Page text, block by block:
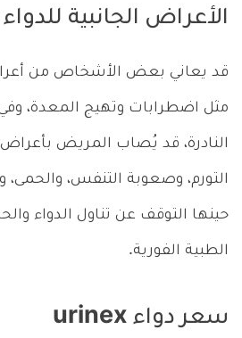
الأعراض الجانبية للدواء
قد يعاني بعض الأشخاص من
مثل اضطرابات وتهيج المعدة،
النادرة، قد يُصاب المريض
التورم، وصعوبة التنفس،
حينها التوقف عن تناول الدواء
الطبية الفورية.
سعر دواء urinex